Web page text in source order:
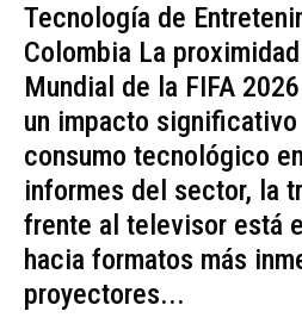
Tecnología de
Colombia La
Mundial de la FIFA
un impacto
consumo tecnológico
informes del sector, la
frente al televisor está
hacia formatos más
proyectores...